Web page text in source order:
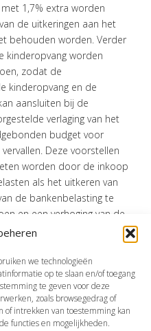
we technologieën
op te slaan en/of toegang
te geven voor deze
zoals browsegedrag of
of intrekken van toestemming kan
functies en mogelijkheden.
1,7% extra worden
de uitkeringen aan het
behouden worden. Verder
kinderopvang worden
zodat de
kinderopvang en de
aansluiten bij de
verlaging van het
budget voor
Deze voorstellen
worden door de inkoop
als het uitkeren van
de bankenbelasting te
en een verhoging van de
met 2%-punt.